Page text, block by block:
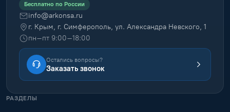
Бесплатно по России
info@arkonsa.ru
г. Крым, г. Симферополь, ул. Александра Невского, 1
пн–пт 9:00–18:00
Остались вопросы?
Заказать звонок
РАЗДЕЛЫ